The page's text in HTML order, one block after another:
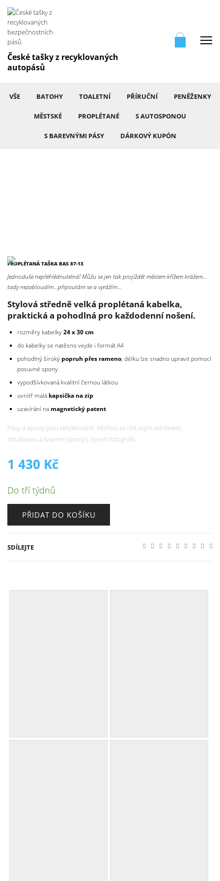
České tašky z recyklovaných
autopásů
VŠE BATOHY TOALETNÍ PŘÍRUČNÍ PENĚŽENKY
MĚSTSKÉ PROPLÉTANÉ S AUTOSPONOU
S BAREVNÝMI PÁSY DÁRKOVÝ KUPÓN
PROPLÉTANÁ TAŠKA BAS 87-13
Jednoduše nepřehlédnutelná! Můžu se jen tak projíždět městem křížem krážem…
tady nezabloudím…připoutám se a vyrážím…
Stylová středně velká proplétaná kabelka,
praktická a pohodlná pro každodenní nošení.
rozměry kabelky24 x 30 cm
do kabelky se natěsno vejde i formát A4
pohodlný široký popruh přes rameno, délku lze snadno upravit pomocí
posuvné spony
vypodšívkovaná kvalitní černou látkou
uvnitř malá kapsička na zip
uzavírání na magnetický patent
Pásy a spony jsou recyklované. Mohou se lišit svým odstínem,
strukturou a tvarem (spony), oproti fotografii.
1 430 Kč
Do tří týdnů
PŘIDAT DO KOŠÍKU
SDÍLEJTE